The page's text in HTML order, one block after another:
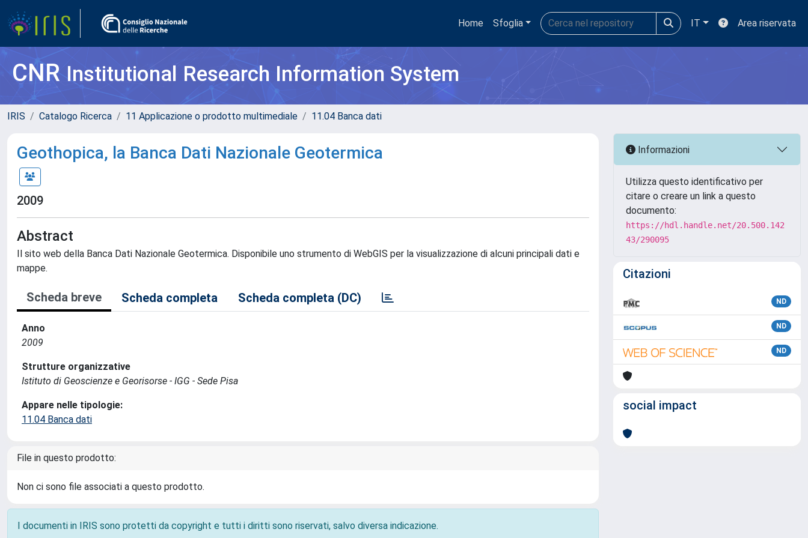
Home Sfoglia IT Area riservata
CNRInstitutional Research Information System
IRIS Catalogo Ricerca 11 Applicazione o prodotto multimediale 11.04 Banca dati
Geothopica, la Banca Dati Nazionale Geotermica
2009
Abstract
Il sito web della Banca Dati Nazionale Geotermica. Disponibile uno strumento di WebGIS per la visualizzazione di alcuni principali dati e
mappe.
Scheda breve Scheda completa Scheda completa (DC)
Anno
2009
Strutture organizzative
Istituto di Geoscienze e Georisorse - IGG - Sede Pisa
Appare nelle tipologie:
11.04 Banca dati
File in questo prodotto:
Non ci sono file associati a questo prodotto.
I documenti in IRIS sono protetti da copyright e tutti i diritti sono riservati, salvo diversa indicazione.
Informazioni
Utilizza questo identificativo per
citare o creare un link a questo
documento:
https://hdl.handle.net/20.500.142
43/290095
Citazioni
ND
ND
ND
social impact